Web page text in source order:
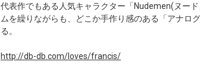
代表作でもある人気キャラクター「Nudemen(ヌー
ムを繰りながらも、どこか手作り感のある「アナロ
る。
http://db-db.com/loves/francis/